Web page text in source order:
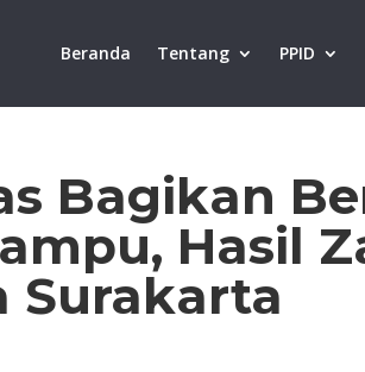
Beranda Tentang PPID
Bagikan
Hasil
Surakarta